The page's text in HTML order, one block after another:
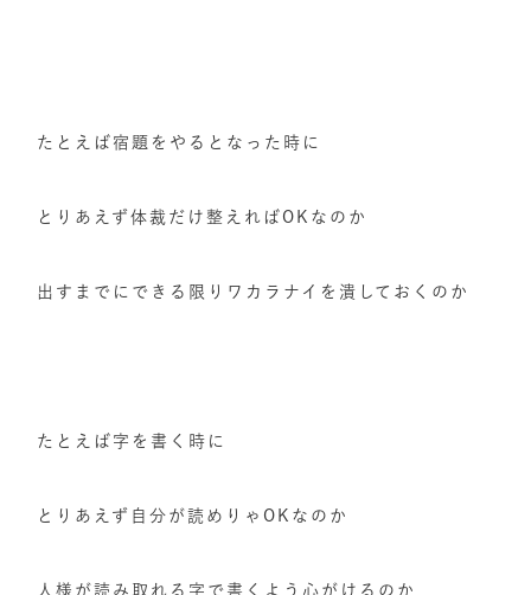
たとえば宿題をやるとなった時に
とりあえず体裁だけ整えればOKなのか
出すまでにできる限りワカラナイを潰しておくのか
たとえば字を書く時に
とりあえず自分が読めりゃOKなのか
人様が読み取れる字で書くよう心がけるのか